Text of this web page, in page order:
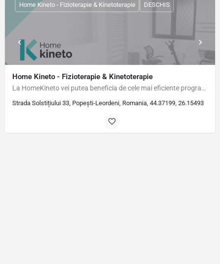
Home Kineto - Fizioterapie & Kinetoterapie
La HomeKineto vei putea beneficia de cele mai eficiente programe de recuperare. Sunt Dr. Cosmin Ciocîrlan,…
Strada Solstițiului 33, Popești-Leordeni, Romania, 44.37199, 26.15493
Home Kineto - Fizioterapie & Kinetoterapie DESCHIS